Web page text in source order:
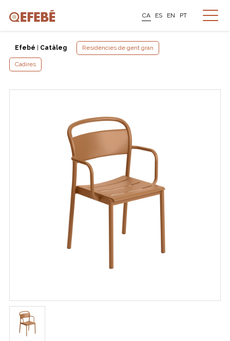
CA ES EN PT
Efebé Catàleg Residències de gent gran
Cadires